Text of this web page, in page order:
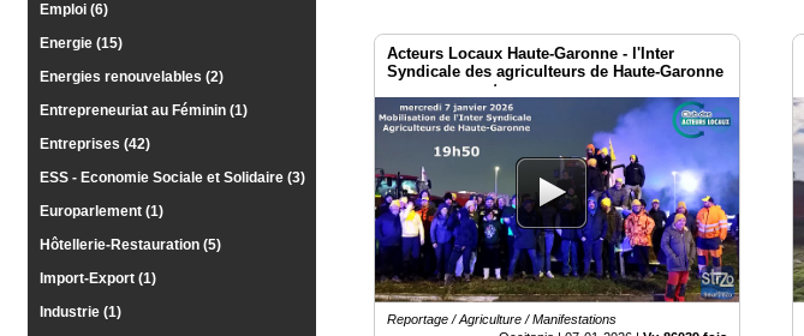
Emploi (6)
Energie (15)
Energies renouvelables (2)
Entrepreneuriat au Féminin (1)
Entreprises (42)
ESS - Economie Sociale et Solidaire (3)
Europarlement (1)
Hôtellerie-Restauration (5)
Import-Export (1)
Industrie (1)
Acteurs Locaux Haute-Garonne - l'Inter
Syndicale des agriculteurs de Haute-Garonne
en mouvement...
Reportage / Agriculture / Manifestations